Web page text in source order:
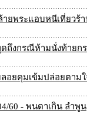
ยพระแอบหนีเที่ยวร้า
ถึงกรณีห้ามนั่งท้ายก
อยคุมเข้มปล่อยตามใ
60 - พนตาเกิน ลำพูน